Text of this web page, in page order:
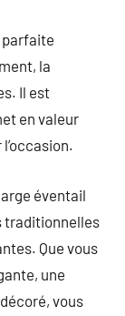
parfaite
la
Il est
en valeur
éventail
traditionnelles
Que vous
une
vous